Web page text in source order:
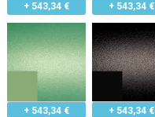
+ 543,34 € + 543,34 €
+ 543,34 € + 543,34 €